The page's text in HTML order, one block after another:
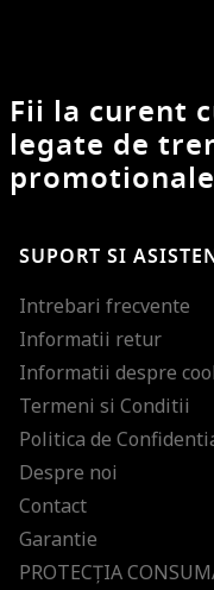
Fii la curent
legate de
SUPORT SI
Intrebari frecvente
Informatii retur
Informatii despre
Termeni si Conditii
Politica de
Despre noi
Contact
Garantie
PROTECŢIA